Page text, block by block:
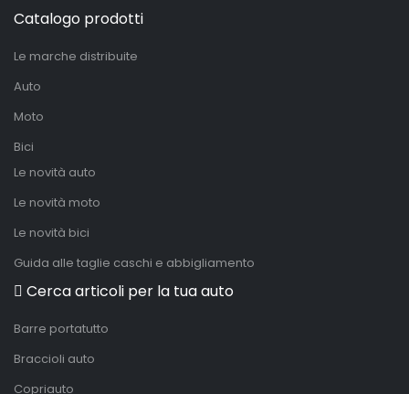
Catalogo prodotti
Le marche distribuite
Auto
Moto
Bici
Le novità auto
Le novità moto
Le novità bici
Guida alle taglie caschi e abbigliamento
Cerca articoli per la tua auto
Barre portatutto
Braccioli auto
Copriauto